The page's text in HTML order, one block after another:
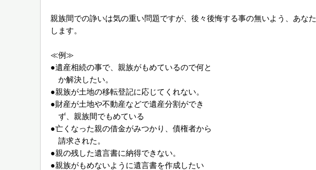
親族間での諍いは気の重い問題ですが、後々後悔する事の無いよう、あな
します。
≪例≫
●遺産相続の事で、親族がもめているので何と
か解決したい。
●親族が土地の移転登記に応じてくれない。
●財産が土地や不動産などで遺産分割ができ
ず、親族間でもめている
●亡くなった親の借金がみつかり、債権者から
請求された。
●親の残した遺言書に納得できない。
●親族がもめないように遺言書を作成したい